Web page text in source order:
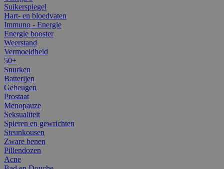
Suikerspiegel
Hart- en bloedvaten
Immuno - Energie
Energie booster
Weerstand
Vermoeidheid
50+
Snurken
Batterijen
Geheugen
Prostaat
Menopauze
Seksualiteit
Spieren en gewrichten
Steunkousen
Zware benen
Pillendozen
Acne